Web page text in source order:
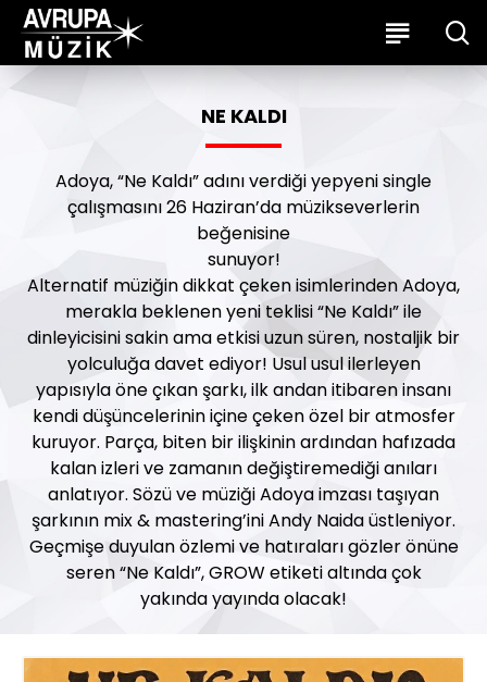
NE KALDI
Adoya, “Ne Kaldı” adını verdiği yepyeni single
çalışmasını 26 Haziran’da müzikseverlerin
beğenisine
sunuyor!
Alternatif müziğin dikkat çeken isimlerinden Adoya,
merakla beklenen yeni teklisi “Ne Kaldı” ile
dinleyicisini sakin ama etkisi uzun süren, nostaljik bir
yolculuğa davet ediyor! Usul usul ilerleyen
yapısıyla öne çıkan şarkı, ilk andan itibaren insanı
kendi düşüncelerinin içine çeken özel bir atmosfer
kuruyor. Parça, biten bir ilişkinin ardından hafızada
kalan izleri ve zamanın değiştiremediği anıları
anlatıyor. Sözü ve müziği Adoya imzası taşıyan
şarkının mix & mastering’ini Andy Naida üstleniyor.
Geçmişe duyulan özlemi ve hatıraları gözler önüne
seren “Ne Kaldı”, GROW etiketi altında çok
yakında yayında olacak!